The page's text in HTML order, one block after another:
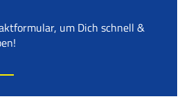
um Dich schnell &